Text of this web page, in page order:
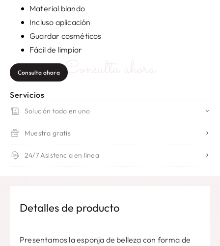
Material blando
Incluso aplicación
Guardar cosméticos
Fácil de limpiar
Consulta ahora Consulta ahora
Servicios
Solución todo en uno
Muestra gratis
24/7 Asistencia en línea
Detalles de producto
Presentamos la esponja de belleza con forma de